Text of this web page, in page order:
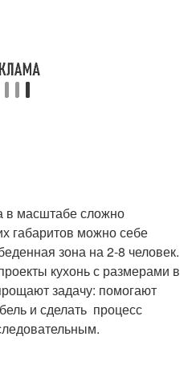
в масштабе сложно
габаритов можно себе
зона на 2-8 человек.
кухонь с размерами в
задачу: помогают
и сделать процесс